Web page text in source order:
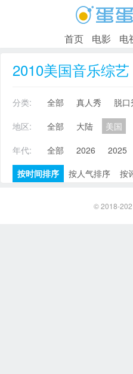
首页 电影 电
2010美国音乐综艺
分类: 全部 真人秀 脱口
地区:
全部 大陆 美国
年代:
全部 2026 2025
按时间排序
按人气排序 按
© 2018-